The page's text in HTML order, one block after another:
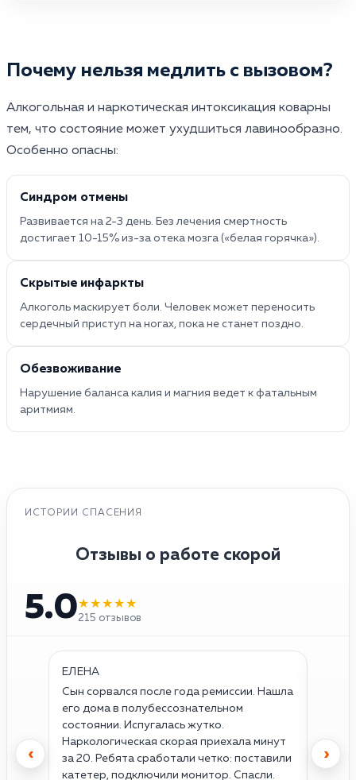
Почему нельзя медлить с вызовом?
Алкогольная и наркотическая интоксикация коварны
тем, что состояние может ухудшиться лавинообразно.
Особенно опасны:
Синдром отмены
Развивается на 2-3 день. Без лечения смертность
достигает 10-15% из-за отека мозга («белая горячка»).
Скрытые инфаркты
Алкоголь маскирует боли. Человек может переносить
сердечный приступ на ногах, пока не станет поздно.
Обезвоживание
Нарушение баланса калия и магния ведет к фатальным
аритмиям.
ИСТОРИИ СПАСЕНИЯ
Отзывы о работе скорой
5.0★★★★★
215 отзывов
‹ ›
ЕЛЕНА
Сын сорвался после года ремиссии. Нашла
его дома в полубессознательном
состоянии. Испугалась жутко.
Наркологическая скорая приехала минут
за 20. Ребята сработали четко: поставили
катетер, подключили монитор. Спасли.